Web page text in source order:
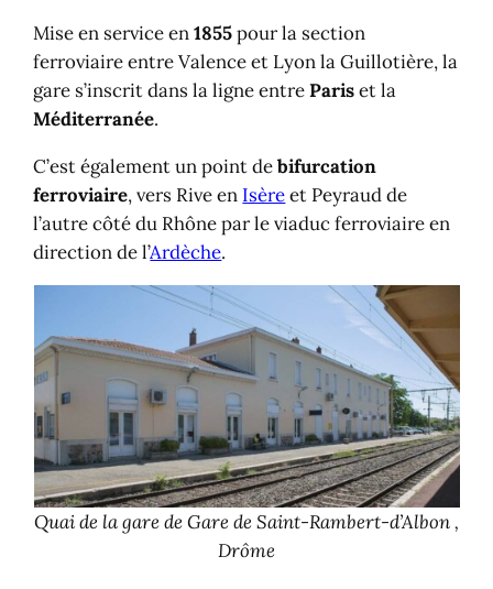
Mise en service en1855pour la section
ferroviaire entre Valence et Lyon la Guillotière, la
gare s’inscrit dans la ligne entrePariset la
Méditerranée.
C’est également un point debifurcation
ferroviaire, vers Rive en Isèreet Peyraud de
l’autre côté du Rhône par le viaduc ferroviaire en
direction de l’Ardèche.
Quai de la gare de Gare de Saint-Rambert-d’Albon ,
Drôme